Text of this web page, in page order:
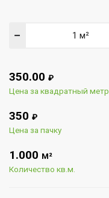
−
350.00 ₽
Цена за квадратный метр
350 ₽
Цена за пачку
1.000 М²
Количество кв.м.